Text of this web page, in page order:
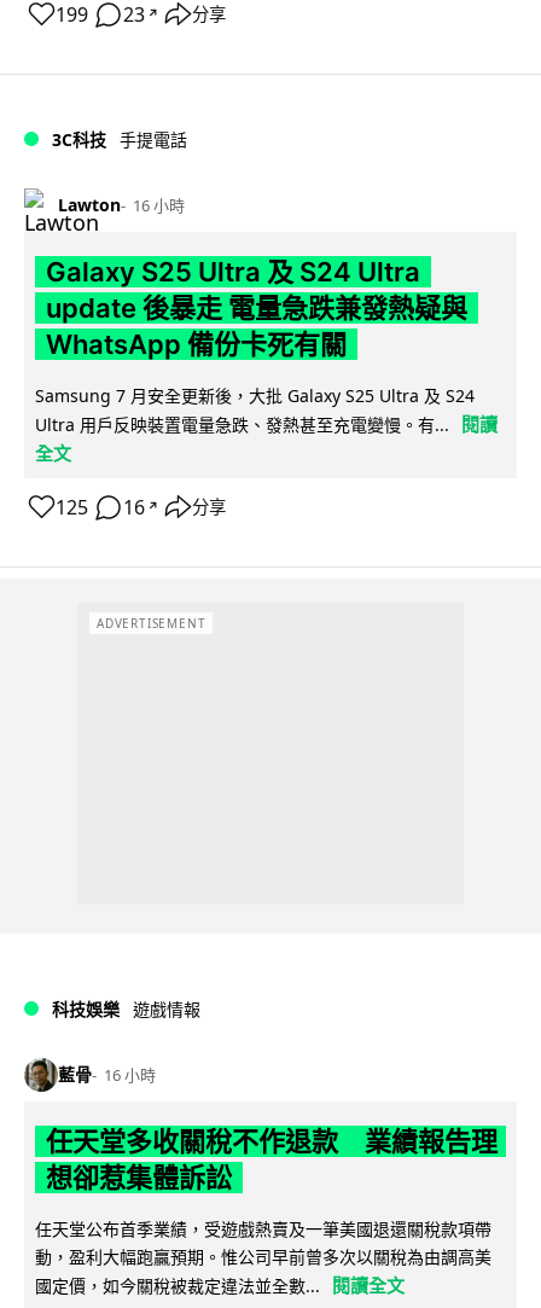
199 23 ↗ 分享
3C科技 手提電話
Lawton 16 小時
Galaxy S25 Ultra 及 S24 Ultra
update 後暴走 電量急跌兼發熱疑與
WhatsApp 備份卡死有關
Samsung 7 月安全更新後，大批 Galaxy S25 Ultra 及 S24
Ultra 用戶反映裝置電量急跌、發熱甚至充電變慢。有...
閱讀
全文
125 16 ↗ 分享
ADVERTISEMENT
科技娛樂 遊戲情報
藍骨 16 小時
任天堂多收關稅不作退款 業績報告理
想卻惹集體訴訟
任天堂公布首季業績，受遊戲熱賣及一筆美國退還關稅款項帶
動，盈利大幅跑贏預期。惟公司早前曾多次以關稅為由調高美
國定價，如今關稅被裁定違法並全數...
閱讀全文